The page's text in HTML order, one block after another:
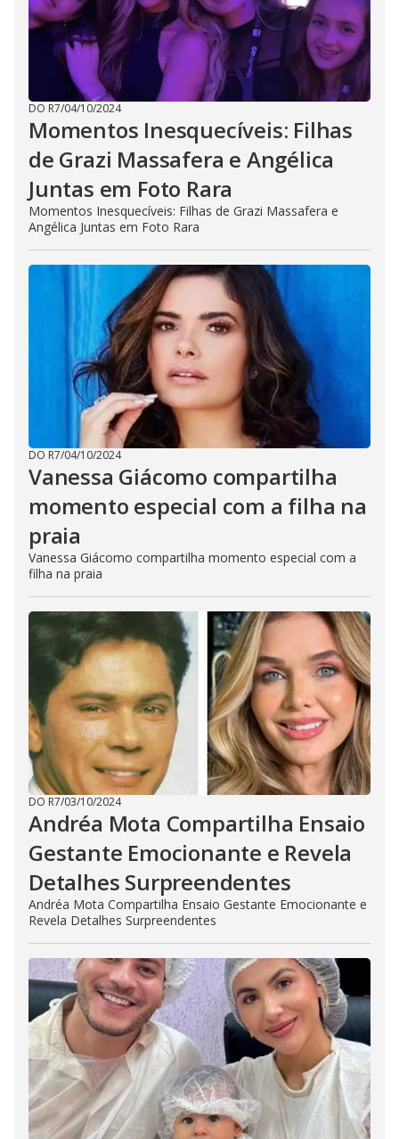
DO R7/04/10/2024
Momentos Inesquecíveis: Filhas
de Grazi Massafera e Angélica
Juntas em Foto Rara
Momentos Inesquecíveis: Filhas de Grazi Massafera e
Angélica Juntas em Foto Rara
DO R7/04/10/2024
Vanessa Giácomo compartilha
momento especial com a filha na
praia
Vanessa Giácomo compartilha momento especial com a
filha na praia
DO R7/03/10/2024
Andréa Mota Compartilha Ensaio
Gestante Emocionante e Revela
Detalhes Surpreendentes
Andréa Mota Compartilha Ensaio Gestante Emocionante e
Revela Detalhes Surpreendentes